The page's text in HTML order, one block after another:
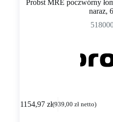
Probst MRE poczwórny
naraz,
1154,97 zł(939,00 złnetto)